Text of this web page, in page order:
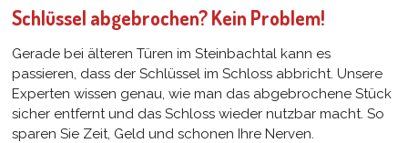
Schlüssel abgebrochen? Kein Problem!
Gerade bei älteren Türen im Steinbachtal kann es
passieren, dass der Schlüssel im Schloss abbricht. Unsere
Experten wissen genau, wie man das abgebrochene Stück
sicher entfernt und das Schloss wieder nutzbar macht. So
sparen Sie Zeit, Geld und schonen Ihre Nerven.